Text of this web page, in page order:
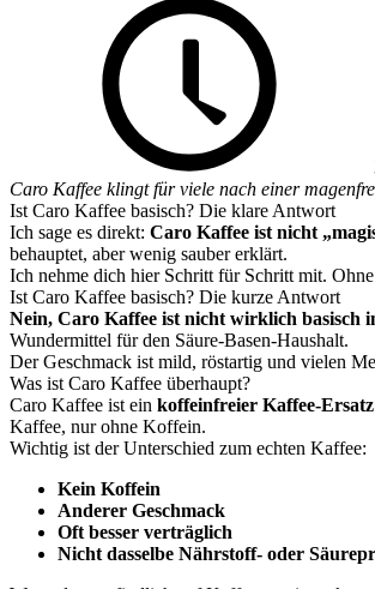
Caro Kaffee klingt für viele nach einer
Ist Caro Kaffee basisch? Die klare Antwort
Ich sage es direkt: Caro Kaffee ist nicht
behauptet, aber wenig sauber erklärt.
Ich nehme dich hier Schritt für Schritt mit.
Ist Caro Kaffee basisch? Die kurze Antwort
Nein, Caro Kaffee ist nicht wirklich basisch
Wundermittel für den Säure-Basen-Haushalt.
Der Geschmack ist mild, röstartig und vielen
Was ist Caro Kaffee überhaupt?
Caro Kaffee ist ein koffeinfreier Kaffee-Ersatz
Kaffee, nur ohne Koffein.
Wichtig ist der Unterschied zum echten Kaffee:
Kein Koffein
Anderer Geschmack
Oft besser verträglich
Nicht dasselbe Nährstoff- oder